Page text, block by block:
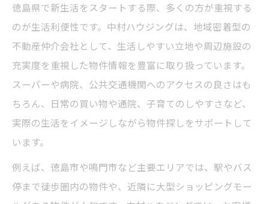
徳島県で新生活をスタートする際、多くの方が重視する
のが生活利便性です。中村ハウジングは、地域密着型の
不動産仲介会社として、生活しやすい立地や周辺施設の
充実度を重視した物件情報を豊富に取り扱っています。
スーパーや病院、公共交通機関へのアクセスの良さはも
ちろん、日常の買い物や通院、子育てのしやすさなど、
実際の生活をイメージしながら物件探しをサポートして
います。
例えば、徳島市や鳴門市など主要エリアでは、駅やバス
停まで徒歩圏内の物件や、近隣に大型ショッピングモー